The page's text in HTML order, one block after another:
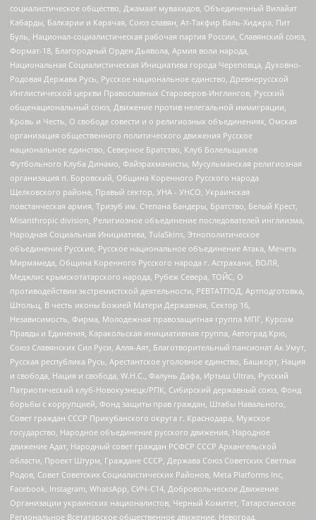
социалистическое общество, Джамаат мувахидов, Объединенный Вилайат
Кабарды, Балкарии и Карачая, Союз славян, Ат-Такфир Валь-Хиджра, Пит
Буль, Национал-социалистическая рабочая партия России, Славянский союз,
Формат-18, Благородный Орден Дьявола, Армия воли народа,
Национальная Социалистическая Инициатива города Череповца, Духовно-
Родовая Держава Русь, Русское национальное единство, Древнерусской
Инглистической церкви Православных Староверов-Инглингов, Русский
общенациональный союз, Движение против нелегальной иммиграции,
Кровь и Честь, О свободе совести и о религиозных объединениях, Омская
организация общественного политического движения Русское
национальное единство, Северное Братство, Клуб Болельщиков
Футбольного Клуба Динамо, Файзрахманисты, Мусульманская религиозная
организация п. Боровский, Община Коренного Русского народа
Щелковского района, Правый сектор, УНА - УНСО, Украинская
повстанческая армия, Тризуб им. Степана Бандеры, Братство, Белый Крест,
Misanthropic division, Религиозное объединение последователей инглиизма,
Народная Социальная Инициатива, TulaSkins, Этнополитическое
объединение Русские, Русское национальное объединение Атака, Мечеть
Мирмамеда, Община Коренного Русского народа г. Астрахани, ВОЛЯ,
Меджлис крымскотатарского народа, Рубеж Севера, ТОЙС, О
противодействии экстремистской деятельности, РЕВТАТПОД, Артподготовка,
Штольц, В честь иконы Божией Матери Державная, Сектор 16,
Независимость, Фирма, Молодежная правозащитная группа МПГ, Курсом
Правды и Единения, Каракольская инициативная группа, Автоград Крю,
Союз Славянских Сил Руси, Алля-Аят, Благотворительный пансионат Ак Умут,
Русская республика Русь, Арестантское уголовное единство, Башкорт, Нация
и свобода, Нация и свобода, W.H.С., Фалунь Дафа, Иртыш Ultras, Русский
Патриотический клуб-Новокузнецк/РПК, Сибирский державный союз, Фонд
борьбы с коррупцией, Фонд защиты прав граждан, Штабы Навального,
Совет граждан СССР Прикубанского округа г. Краснодара, Мужское
государство, Народное объединение русского движения, Народное
движение Адат, Народный совет граждан РСФСР СССР Архангельской
области, Проект Штурм, Граждане СССР, Держава Союз Советских Светлых
Родов, Совет Советских Социалистических Районов, Meta Platforms Inc,
Facebook, Instagram, WhatsApp, СИЧ-С14, Добровольческое Движение
Организации украинских националистов, Черный Комитет, Татарстанское
Региональное Всетатарское общественное движение, Невоград,